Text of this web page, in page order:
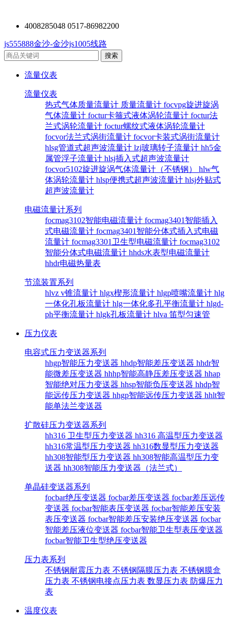
4008285048 0517-86982200
js555888金沙-金沙js1005线路
流量仪表
流量仪表
热式气体质量流量计 质量流量计 focvpg旋进旋涡
气体流量计 foctur卡箍式液体涡轮流量计 foctur法
兰式涡轮流量计 foctur螺纹式液体涡轮流量计
focvor法兰式涡街流量计 focvor卡装式涡街流量计
hlsg管道式超声波流量计 lzj玻璃转子流量计 hh5金
属管浮子流量计 hlsj插入式超声波流量计
focvor5102旋进旋涡气体流量计（不锈钢） hlw气
体涡轮流量计 hlsp便携式超声波流量计 hlsj外贴式
超声波流量计
电磁流量计系列
focmag3102智能电磁流量计 focmag3401智能插入
式电磁流量计 focmag3401智能分体式插入式电磁
流量计 focmag3301卫生型电磁流量计 focmag3102
智能分体式电磁流量计 hhds水表型电磁流量计
hhdr电磁热量表
节流装置系列
hlvz v锥流量计 hlgx楔形流量计 hlgp喷嘴流量计 hlg
一体化孔板流量计 hlg一体化多孔平衡流量计 hlgd-
ph平衡流量计 hlgk孔板流量计 hlva 笛型匀速管
压力仪表
电容式压力变送器系列
hhgp智能压力变送器 hhdp智能差压变送器 hhdr智
能微差压变送器 hhhp智能高静压差压变送器 hhap
智能绝对压力变送器 hhsp智能负压变送器 hhdp智
能远传压力变送器 hhgp智能远传压力变送器 hhlt智
能单法兰变送器
扩散硅压力变送器系列
hh316 卫生型压力变送器 hh316 高温型压力变送器
hh316常温型压力变送器 hh316数显型压力变送器
hh308智能型压力变送器 hh308智能高温型压力变
送器 hh308智能压力变送器（法兰式）
单晶硅变送器系列
focbar绝压变送器 focbar差压变送器 focbar差压远传
变送器 focbar智能表压变送器 focbar智能差压安装
表压变送器 focbar智能差压安装绝压变送器 focbar
智能差压液位变送器 focbar智能卫生型表压变送器
focbar智能卫生型绝压变送器
压力表系列
不锈钢耐震压力表 不锈钢隔膜压力表 不锈钢膜盒
压力表 不锈钢电接点压力表 数显压力表 防爆压力
表
温度仪表